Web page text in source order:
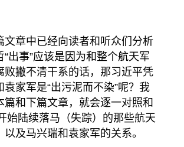
文章中已经向读者和听众们分析
出事”应该是因为和整个航天军
败撇不清干系的话，那习近平凭
家军是“出污泥而不染”呢？我
篇和下篇文章，就会逐一对照和
始陆续落马（失踪）的那些航天
及马兴瑞和袁家军的关系。